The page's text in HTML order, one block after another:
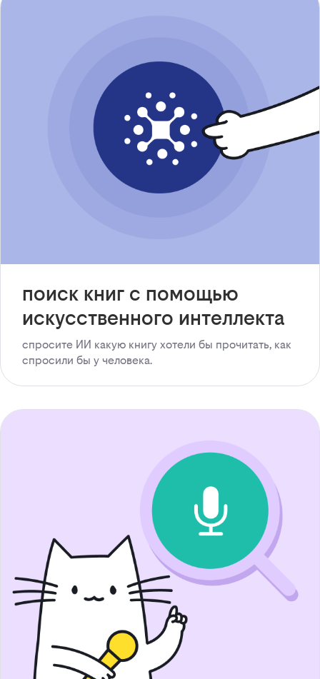
поиск книг с помощью
искусственного интеллекта
спросите ИИ какую книгу хотели бы прочитать, как
спросили бы у человека.